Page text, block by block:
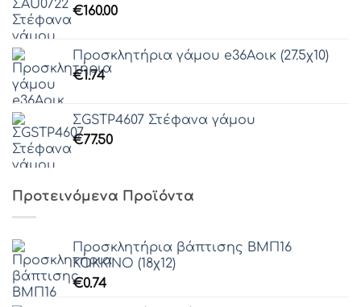
€160.00
Προσκλητήρια γάμου e36Αοικ (27.5χ10)
€1.74
ΣGSTP4607 Στέφανα γάμου
€77.50
Προτεινόμενα Προϊόντα
Προσκλητήρια βάπτισης ΒΜΠ16
ΚΟΚΚΙΝΟ (18χ12)
€0.74